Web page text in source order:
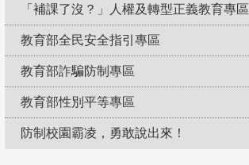
「補課了沒？」人權及轉型正義教育專區
教育部全民安全指引專區
教育部詐騙防制專區
教育部性別平等專區
防制校園霸凌，勇敢說出來！